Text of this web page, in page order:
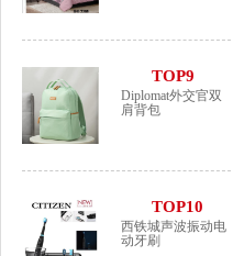
TOP9
Diplomat外交官双
肩背包
TOP10
西铁城声波振动电
动牙刷